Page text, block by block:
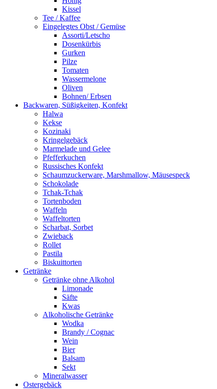
Kissel
Tee / Kaffee
Eingelegtes Obst / Gemüse
Assorti/Letscho
Dosenkürbis
Gurken
Pilze
Tomaten
Wassermelone
Oliven
Bohnen/ Erbsen
Backwaren, Süßigkeiten, Konfekt
Halwa
Kekse
Kozinaki
Kringelgebäck
Marmelade und Gelee
Pfefferkuchen
Russisches Konfekt
Schaumzuckerware, Marshmallow, Mäusespeck
Schokolade
Tchak-Tchak
Tortenboden
Waffeln
Waffeltorten
Scharbat, Sorbet
Zwieback
Rollet
Pastila
Biskuittorten
Getränke
Getränke ohne Alkohol
Limonade
Säfte
Kwas
Alkoholische Getränke
Wodka
Brandy / Cognac
Wein
Bier
Balsam
Sekt
Mineralwasser
Ostergebäck